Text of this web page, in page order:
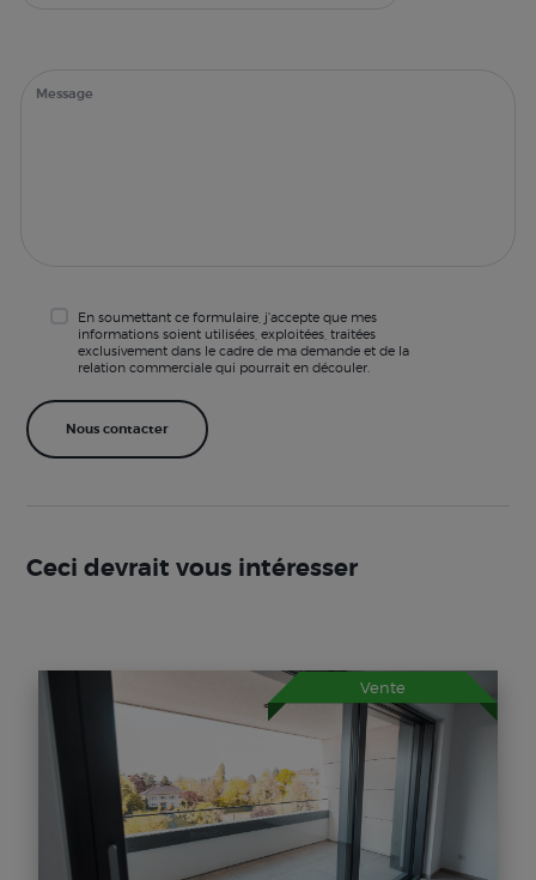
En soumettant ce formulaire, j'accepte que mes
informations soient utilisées, exploitées, traitées
exclusivement dans le cadre de ma demande et de la
relation commerciale qui pourrait en découler.
Ceci devrait vous intéresser
Vente